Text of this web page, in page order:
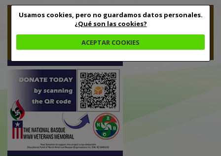
Usamos cookies, pero no guardamos datos personales.
¿Qué son las cookies?
ACEPTAR COOKIES